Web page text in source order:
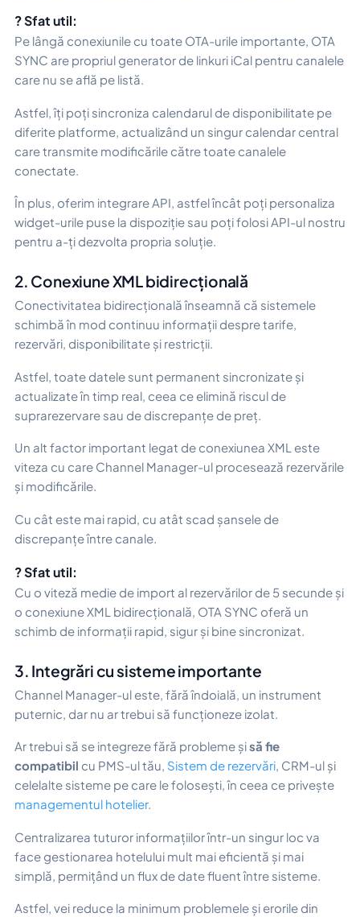
? Sfat util:
Pe lângă conexiunile cu toate OTA-urile importante, OTA
SYNC are propriul generator de linkuri iCal pentru canalele
care nu se află pe listă.
Astfel, îți poți sincroniza calendarul de disponibilitate pe
diferite platforme, actualizând un singur calendar central
care transmite modificările către toate canalele
conectate.
În plus, oferim integrare API, astfel încât poți personaliza
widget-urile puse la dispoziție sau poți folosi API-ul nostru
pentru a-ți dezvolta propria soluție.
2. Conexiune XML bidirecțională
Conectivitatea bidirecțională înseamnă că sistemele
schimbă în mod continuu informații despre tarife,
rezervări, disponibilitate și restricții.
Astfel, toate datele sunt permanent sincronizate și
actualizate în timp real, ceea ce elimină riscul de
suprarezervare sau de discrepanțe de preț.
Un alt factor important legat de conexiunea XML este
viteza cu care Channel Manager-ul procesează rezervările
și modificările.
Cu cât este mai rapid, cu atât scad șansele de
discrepanțe între canale.
? Sfat util:
Cu o viteză medie de import al rezervărilor de 5 secunde și
o conexiune XML bidirecțională, OTA SYNC oferă un
schimb de informații rapid, sigur și bine sincronizat.
3. Integrări cu sisteme importante
Channel Manager-ul este, fără îndoială, un instrument
puternic, dar nu ar trebui să funcționeze izolat.
Ar trebui să se integreze fără probleme șisă fie
compatibil cu PMS-ul tău, Sistem de rezervări, CRM-ul și
celelalte sisteme pe care le folosești, în ceea ce privește
managementul hotelier.
Centralizarea tuturor informațiilor într-un singur loc va
face gestionarea hotelului mult mai eficientă și mai
simplă, permițând un flux de date fluent între sisteme.
Astfel, vei reduce la minimum problemele și erorile din